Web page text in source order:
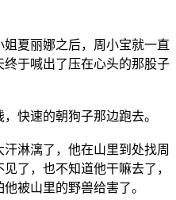
夏丽娜之后，周小宝就一直
于喊出了压在心头的那股子
快速的朝狗子那边跑去。
淋漓了，他在山里到处找周
了，也不知道他干嘛去了，
被山里的野兽给害了。